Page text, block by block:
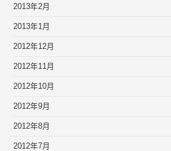
2013年2月
2013年1月
2012年12月
2012年11月
2012年10月
2012年9月
2012年8月
2012年7月